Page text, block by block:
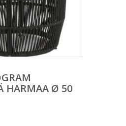
HARMAA Ø 50